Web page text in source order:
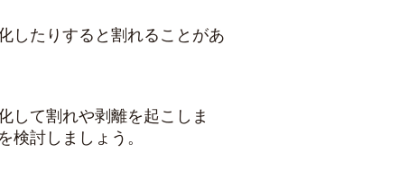
したりすると割れることがあ
して割れや剥離を起こしま
検討しましょう。